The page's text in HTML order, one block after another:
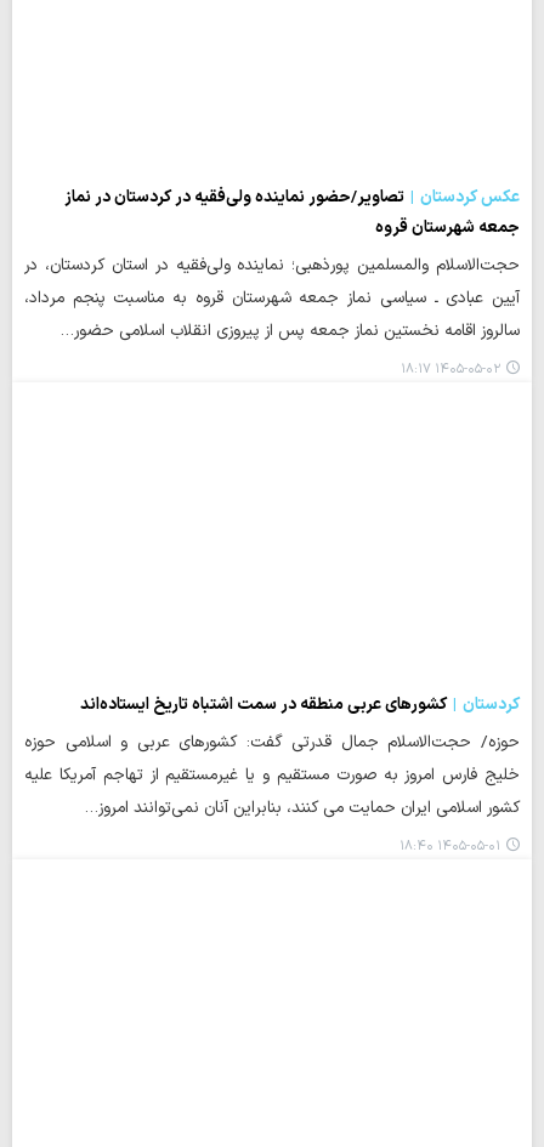
عکس کردستان
تصاویر/حضور نماینده ولی‌فقیه در کردستان در نماز
جمعه شهرستان قروه
حجت‌الاسلام والمسلمین پورذهبی؛ نماینده ولی‌فقیه در استان کردستان، در
آیین عبادی ـ سیاسی نماز جمعه شهرستان قروه به مناسبت پنجم مرداد،
سالروز اقامه نخستین نماز جمعه پس از پیروزی انقلاب اسلامی حضور…
۱۴۰۵-۰۵-۰۲ ۱۸:۱۷
کردستان
کشورهای عربی منطقه در سمت اشتباه تاریخ ایستاده‌اند
حوزه/ حجت‌الاسلام جمال قدرتی گفت: کشورهای عربی و اسلامی حوزه
خلیج فارس امروز به صورت مستقیم و یا غیرمستقیم از تهاجم آمریکا علیه
کشور اسلامی ایران حمایت می کنند، بنابراین آنان نمی‌توانند امروز…
۱۴۰۵-۰۵-۰۱ ۱۸:۴۰